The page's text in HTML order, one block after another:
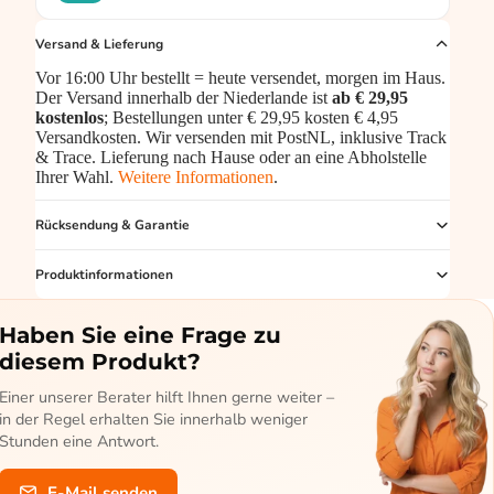
Versand & Lieferung
Vor 16:00 Uhr bestellt = heute versendet, morgen im Haus.
Der Versand innerhalb der Niederlande ist ab € 29,95
kostenlos; Bestellungen unter € 29,95 kosten € 4,95
Versandkosten. Wir versenden mit PostNL, inklusive Track
& Trace. Lieferung nach Hause oder an eine Abholstelle
Ihrer Wahl. Weitere Informationen.
Rücksendung & Garantie
Produktinformationen
Haben Sie eine Frage zu
diesem Produkt?
Einer unserer Berater hilft Ihnen gerne weiter –
in der Regel erhalten Sie innerhalb weniger
Stunden eine Antwort.